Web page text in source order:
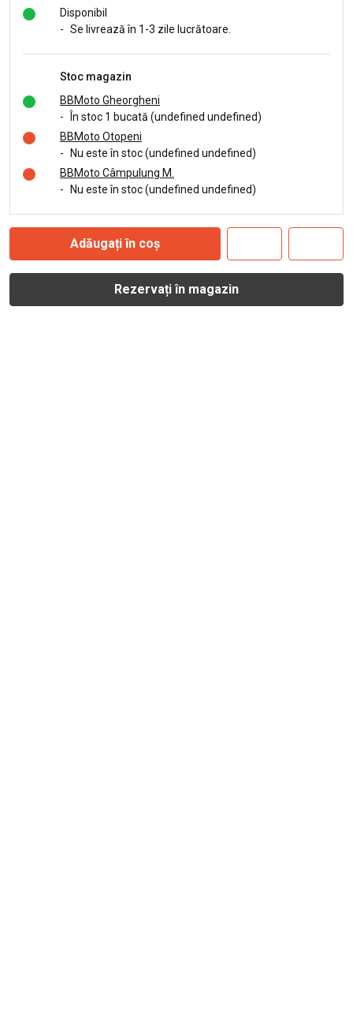
Disponibil
- Se livrează în 1-3 zile lucrătoare.
Stoc magazin
BBMoto Gheorgheni
-
În stoc 1 bucată (undefined undefined)
BBMoto Otopeni
-
Nu este în stoc (undefined undefined)
BBMoto Câmpulung M.
-
Nu este în stoc (undefined undefined)
Adăugați în coș
Rezervați în magazin